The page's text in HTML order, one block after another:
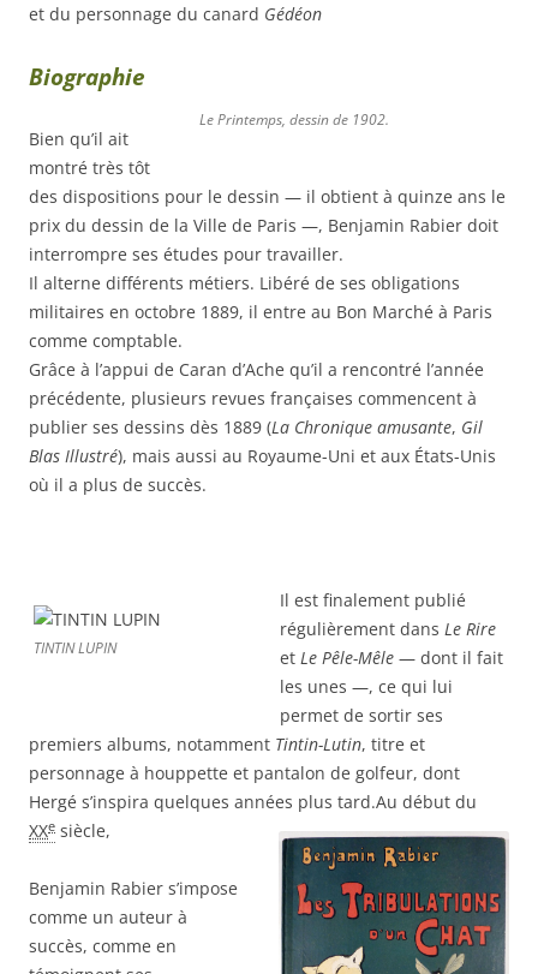
et du personnage du canard Gédéon
Le Printemps, dessin de 1902.
Biographie
Bien qu’il ait
montré très tôt
des dispositions pour le dessin — il obtient à quinze ans le
prix du dessin de la Ville de Paris —, Benjamin Rabier doit
interrompre ses études pour travailler.
Il alterne différents métiers. Libéré de ses obligations
militaires en octobre 1889, il entre au Bon Marché à Paris
comme comptable.
Grâce à l’appui de Caran d’Ache qu’il a rencontré l’année
précédente, plusieurs revues françaises commencent à
publier ses dessins dès 1889 (La Chronique amusante, Gil
Blas Illustré), mais aussi au Royaume-Uni et aux États-Unis
où il a plus de succès.
TINTIN LUPIN
Il est finalement publié
régulièrement dans Le Rire
et Le Pêle-Mêle — dont il fait
les unes —, ce qui lui
permet de sortir ses
premiers albums, notamment Tintin-Lutin, titre et
personnage à houppette et pantalon de golfeur, dont
Hergé s’inspira quelques années plus tard.Au début du
XXe siècle,
Benjamin Rabier s’impose
comme un auteur à
succès, comme en